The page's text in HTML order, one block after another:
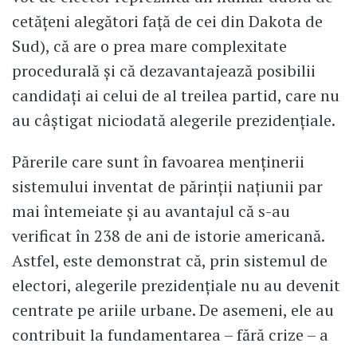
cetăţeni alegători faţă de cei din Dakota de
Sud), că are o prea mare complexitate
procedurală şi că dezavantajează posibilii
candidaţi ai celui de al treilea partid, care nu
au câştigat niciodată alegerile prezidenţiale.
Părerile care sunt în favoarea menţinerii
sistemului inventat de părinţii naţiunii par
mai întemeiate şi au avantajul că s-au
verificat în 238 de ani de istorie americană.
Astfel, este demonstrat că, prin sistemul de
electori, alegerile prezidenţiale nu au devenit
centrate pe ariile urbane. De asemeni, ele au
contribuit la fundamentarea – fără crize – a